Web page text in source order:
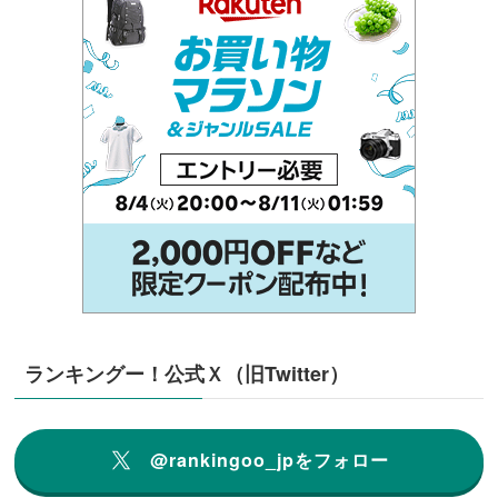
ランキングー！公式Ｘ（旧Twitter）
@rankingoo_jpをフォロー